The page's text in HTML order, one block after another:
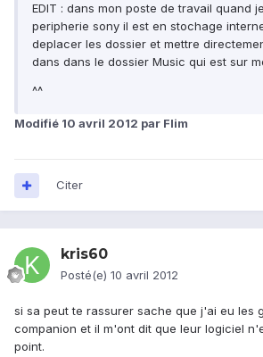
EDIT : dans mon poste de travail quand
peripherie sony il est en stochage
deplacer les dossier et mettre
dans dans le dossier Music qui est sur
^^
Modifié 10 avril 2012 par Flim
Citer
kris60
Posté(e) 10 avril 2012
si sa peut te rassurer sache que j'ai eu les
companion et il m'ont dit que leur logiciel
point.